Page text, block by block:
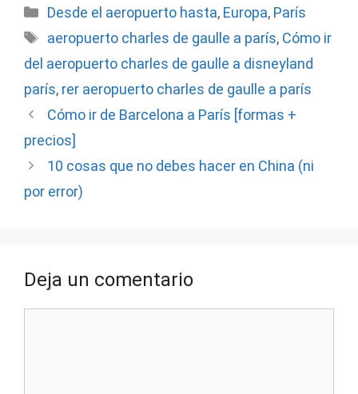
Categorías
Desde el aeropuerto hasta, Europa, París
Etiquetas
aeropuerto charles de gaulle a parís, Cómo ir
del aeropuerto charles de gaulle a disneyland
parís, rer aeropuerto charles de gaulle a parís
Cómo ir de Barcelona a París [formas +
precios]
10 cosas que no debes hacer en China (ni
por error)
Deja un comentario